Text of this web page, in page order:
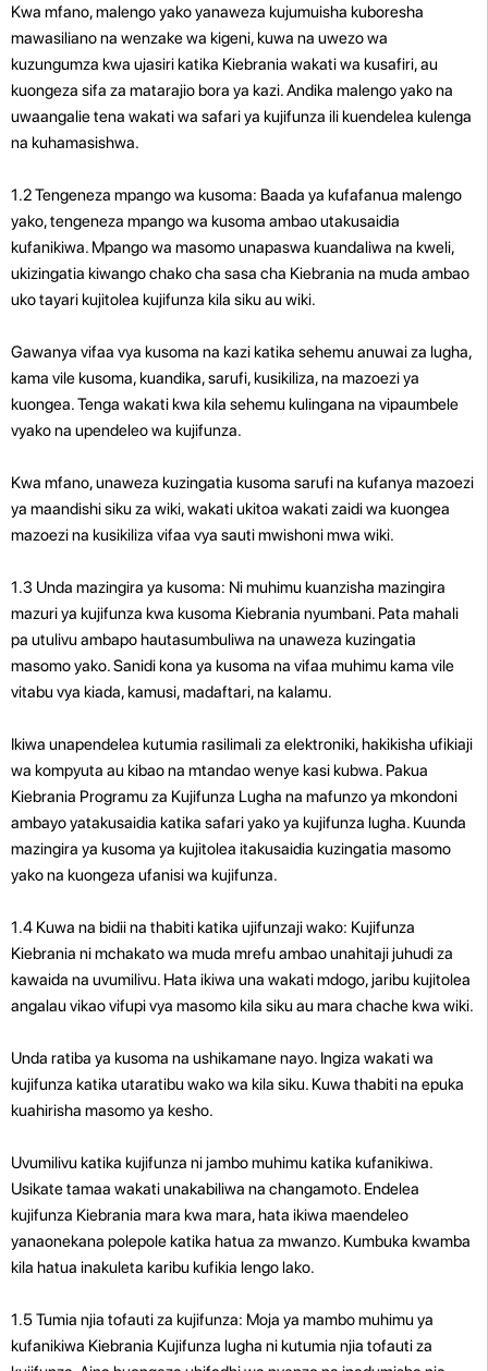
Kwa mfano, malengo yako yanaweza kujumuisha kuboresha
mawasiliano na wenzake wa kigeni, kuwa na uwezo wa
kuzungumza kwa ujasiri katika Kiebrania wakati wa kusafiri, au
kuongeza sifa za matarajio bora ya kazi. Andika malengo yako na
uwaangalie tena wakati wa safari ya kujifunza ili kuendelea kulenga
na kuhamasishwa.
1.2 Tengeneza mpango wa kusoma: Baada ya kufafanua malengo
yako, tengeneza mpango wa kusoma ambao utakusaidia
kufanikiwa. Mpango wa masomo unapaswa kuandaliwa na kweli,
ukizingatia kiwango chako cha sasa cha Kiebrania na muda ambao
uko tayari kujitolea kujifunza kila siku au wiki.
Gawanya vifaa vya kusoma na kazi katika sehemu anuwai za lugha,
kama vile kusoma, kuandika, sarufi, kusikiliza, na mazoezi ya
kuongea. Tenga wakati kwa kila sehemu kulingana na vipaumbele
vyako na upendeleo wa kujifunza.
Kwa mfano, unaweza kuzingatia kusoma sarufi na kufanya mazoezi
ya maandishi siku za wiki, wakati ukitoa wakati zaidi wa kuongea
mazoezi na kusikiliza vifaa vya sauti mwishoni mwa wiki.
1.3 Unda mazingira ya kusoma: Ni muhimu kuanzisha mazingira
mazuri ya kujifunza kwa kusoma Kiebrania nyumbani. Pata mahali
pa utulivu ambapo hautasumbuliwa na unaweza kuzingatia
masomo yako. Sanidi kona ya kusoma na vifaa muhimu kama vile
vitabu vya kiada, kamusi, madaftari, na kalamu.
Ikiwa unapendelea kutumia rasilimali za elektroniki, hakikisha ufikiaji
wa kompyuta au kibao na mtandao wenye kasi kubwa. Pakua
Kiebrania Programu za Kujifunza Lugha na mafunzo ya mkondoni
ambayo yatakusaidia katika safari yako ya kujifunza lugha. Kuunda
mazingira ya kusoma ya kujitolea itakusaidia kuzingatia masomo
yako na kuongeza ufanisi wa kujifunza.
1.4 Kuwa na bidii na thabiti katika ujifunzaji wako: Kujifunza
Kiebrania ni mchakato wa muda mrefu ambao unahitaji juhudi za
kawaida na uvumilivu. Hata ikiwa una wakati mdogo, jaribu kujitolea
angalau vikao vifupi vya masomo kila siku au mara chache kwa wiki.
Unda ratiba ya kusoma na ushikamane nayo. Ingiza wakati wa
kujifunza katika utaratibu wako wa kila siku. Kuwa thabiti na epuka
kuahirisha masomo ya kesho.
Uvumilivu katika kujifunza ni jambo muhimu katika kufanikiwa.
Usikate tamaa wakati unakabiliwa na changamoto. Endelea
kujifunza Kiebrania mara kwa mara, hata ikiwa maendeleo
yanaonekana polepole katika hatua za mwanzo. Kumbuka kwamba
kila hatua inakuleta karibu kufikia lengo lako.
1.5 Tumia njia tofauti za kujifunza: Moja ya mambo muhimu ya
kufanikiwa Kiebrania Kujifunza lugha ni kutumia njia tofauti za